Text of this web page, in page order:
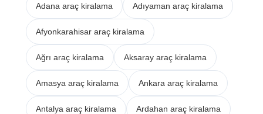
Adana araç kiralama Adıyaman araç kiralama
Afyonkarahisar araç kiralama
Ağrı araç kiralama Aksaray araç kiralama
Amasya araç kiralama Ankara araç kiralama
Antalya araç kiralama Ardahan araç kiralama